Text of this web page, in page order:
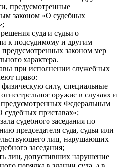
предусмотренные
законом «О судебных
суда и судьи о
к подсудимому и другим
предусмотренных законом мер
характера.
при исполнении служебных
право:
силу, специальные
огнестрельное оружие в случаях и
предусмотренных Федеральным
судебных приставах»;
судебного заседания по
председателя суда, судьи или
лиц, нарушающих
заседания;
лиц, допустивших нарушение